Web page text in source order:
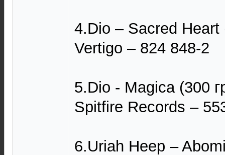
4.Dio – Sacred Heart
Vertigo – 824 848-2
5.Dio - Magica (300
Spitfire Records –
6.Uriah Heep –